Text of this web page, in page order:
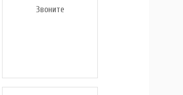
Звоните